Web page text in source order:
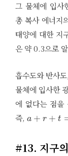
그 물체에 입사
총 복사 에너지
태양에 대한 지
은 약 0.3으로
흡수도와 반사
물체에 입사한
에 없다는 점을
즉,
a r+ =1
#13. 지구